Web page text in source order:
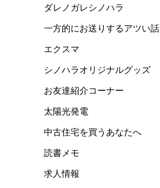
ダレノガレシノハラ
一方的にお送りするアツい話
エクスマ
シノハラオリジナルグッズ
お友達紹介コーナー
太陽光発電
中古住宅を買うあなたへ
読書メモ
求人情報